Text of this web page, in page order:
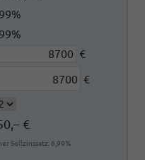
€
€
€
Sollzinssatz: 6,99%